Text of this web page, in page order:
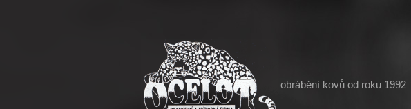
obrábění kovů od roku 1992